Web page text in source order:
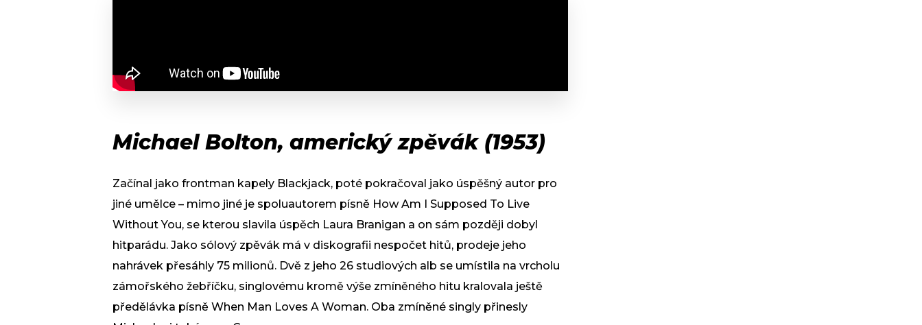
Michael Bolton, americký zpěvák (1953)
Začínal jako frontman kapely Blackjack, poté pokračoval jako úspěšný autor pro
jiné umělce – mimo jiné je spoluautorem písně How Am I Supposed To Live
Without You, se kterou slavila úspěch Laura Branigan a on sám později dobyl
hitparádu. Jako sólový zpěvák má v diskografii nespočet hitů, prodeje jeho
nahrávek přesáhly 75 milionů. Dvě z jeho 26 studiových alb se umístila na vrcholu
zámořského žebříčku, singlovému kromě výše zmíněného hitu kralovala ještě
předělávka písně When Man Loves A Woman. Oba zmíněné singly přinesly